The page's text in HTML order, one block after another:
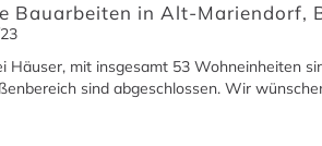
Bauarbeiten in Alt-Mariendorf,
Häuser, mit insgesamt 53 Wohneinheiten
sind abgeschlossen. Wir